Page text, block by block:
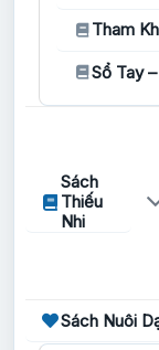
Tham
Sổ Tay
Sách
Thiếu
Nhi
Sách Nuôi